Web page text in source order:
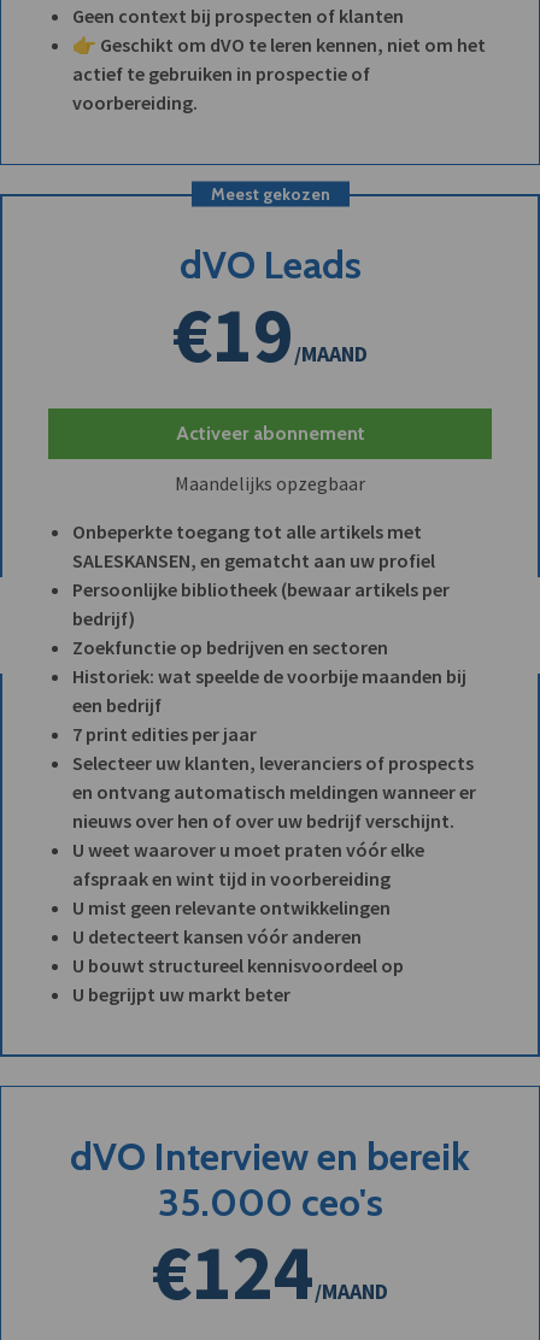
Geen context bij prospecten of klanten
👉 Geschikt om dVO te leren kennen, niet om het
actief te gebruiken in prospectie of
voorbereiding.
Meest gekozen
dVO Leads
€19/MAAND
Activeer abonnement
Maandelijks opzegbaar
Onbeperkte toegang tot alle artikels met
SALESKANSEN, en gematcht aan uw profiel
Persoonlijke bibliotheek (bewaar artikels per
bedrijf)
Zoekfunctie op bedrijven en sectoren
Historiek: wat speelde de voorbije maanden bij
een bedrijf
7 print edities per jaar
Selecteer uw klanten, leveranciers of prospects
en ontvang automatisch meldingen wanneer er
nieuws over hen of over uw bedrijf verschijnt.
U weet waarover u moet praten vóór elke
afspraak en wint tijd in voorbereiding
U mist geen relevante ontwikkelingen
U detecteert kansen vóór anderen
U bouwt structureel kennisvoordeel op
U begrijpt uw markt beter
dVO Interview en bereik
35.000 ceo's
€124/MAAND